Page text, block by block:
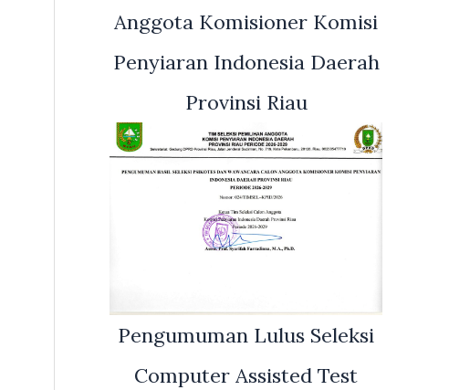
Anggota Komisioner Komisi
Penyiaran Indonesia Daerah
Provinsi Riau
Pengumuman Lulus Seleksi
Computer Assisted Test